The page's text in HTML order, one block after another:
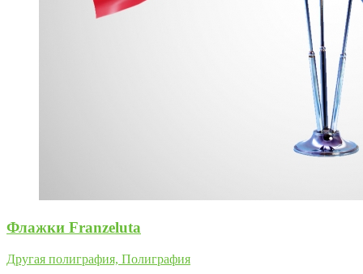
Флажки Franzeluta
Другая полиграфия, Полиграфия